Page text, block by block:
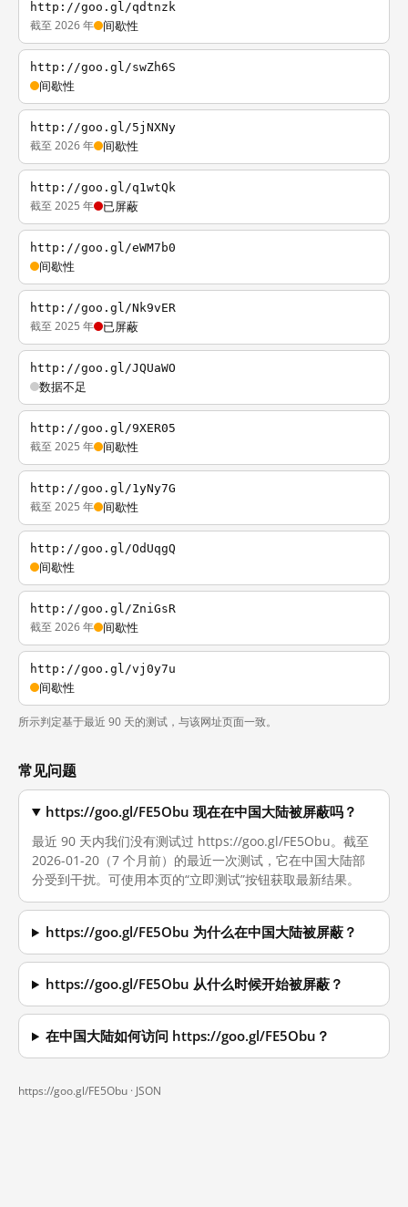
http://goo.gl/qdtnzk
截至 2026 年 间歇性
http://goo.gl/swZh6S
间歇性
http://goo.gl/5jNXNy
截至 2026 年 间歇性
http://goo.gl/q1wtQk
截至 2025 年 已屏蔽
http://goo.gl/eWM7b0
间歇性
http://goo.gl/Nk9vER
截至 2025 年 已屏蔽
http://goo.gl/JQUaWO
数据不足
http://goo.gl/9XER05
截至 2025 年 间歇性
http://goo.gl/1yNy7G
截至 2025 年 间歇性
http://goo.gl/OdUqgQ
间歇性
http://goo.gl/ZniGsR
截至 2026 年 间歇性
http://goo.gl/vj0y7u
间歇性
所示判定基于最近 90 天的测试，与该网址页面一致。
常见问题
https://goo.gl/FE5Obu 现在在中国大陆被屏蔽吗？
最近 90 天内我们没有测试过 https://goo.gl/FE5Obu。截至
2026-01-20（7 个月前）的最近一次测试，它在中国大陆部
分受到干扰。可使用本页的“立即测试”按钮获取最新结果。
https://goo.gl/FE5Obu 为什么在中国大陆被屏蔽？
https://goo.gl/FE5Obu 从什么时候开始被屏蔽？
在中国大陆如何访问 https://goo.gl/FE5Obu？
https://goo.gl/FE5Obu · JSON